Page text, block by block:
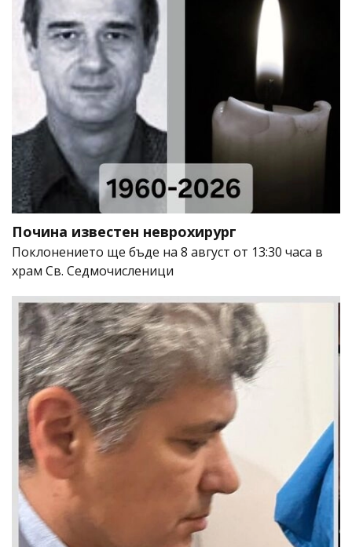
Почина известен неврохирург
Поклонението ще бъде на 8 август от 13:30 часа в
храм Св. Седмочисленици